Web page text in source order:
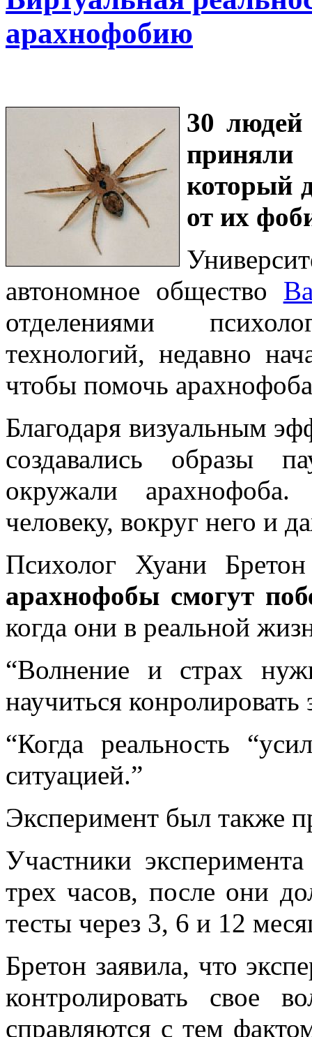
арахнофобию
30 людей
который
от их
автономное общество
отделениями
технологий, недавно
чтобы помочь
Благодаря визуальным
создавались образы
окружали
человеку, вокруг него и
Психолог Хуани
арахнофобы смогут
когда они в реальной
“Волнение и страх
научиться
“Когда реальность
ситуацией.”
Эксперимент был также
Участники
трех часов, после они
тесты через 3, 6 и 12
Бретон заявила, что
контролировать свое
справляются с тем